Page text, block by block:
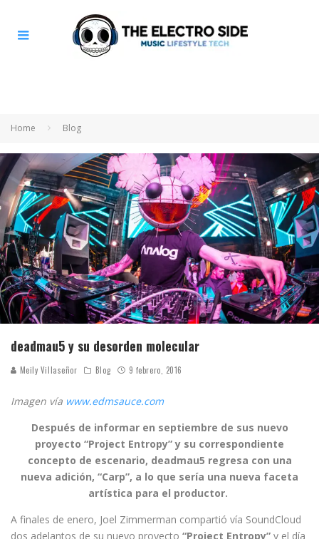
Home Blog
deadmau5 y su desorden molecular
Meily Villaseñor Blog 9 febrero, 2016
Imagen vía www.edmsauce.com
Después de informar en septiembre de sus nuevo
proyecto “Project Entropy” y su correspondiente
concepto de escenario, deadmau5 regresa con una
nueva adición, “Carp”, a lo que sería una nueva faceta
artística para el productor.
A finales de enero, Joel Zimmerman compartió vía SoundCloud
dos adelantos de su nuevo proyecto “Project Entropy” y el día